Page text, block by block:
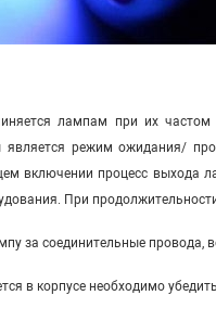
лампам при их частом
режим ожидания/
включении процесс выхода
При
за соединительные провода,
в корпусе необходимо